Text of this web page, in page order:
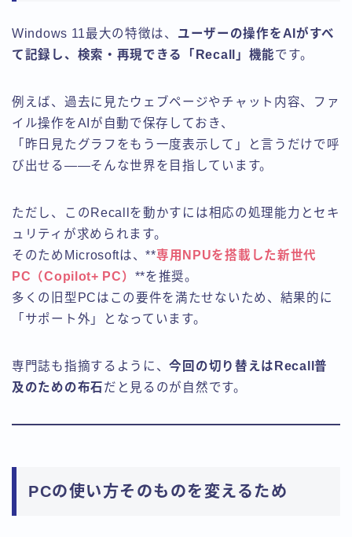
Windows 11最大の特徴は、 ユーザーの操作をAIがすべ
て記録し、検索・再現できる「Recall」機能です。
例えば、過去に見たウェブページやチャット内容、ファ
イル操作をAIが自動で保存しておき、
「昨日見たグラフをもう一度表示して」と言うだけで呼
び出せる――そんな世界を目指しています。
ただし、このRecallを動かすには相応の処理能力とセキ
ュリティが求められます。
そのためMicrosoftは、**専用NPUを搭載した新世代
PC（Copilot+ PC） **を推奨。
多くの旧型PCはこの要件を満たせないため、結果的に
「サポート外」となっています。
専門誌も指摘するように、今回の切り替えはRecall普
及のための布石だと見るのが自然です。
PCの使い方そのものを変えるため